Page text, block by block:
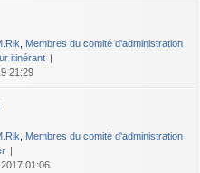
Membres du comité d'administration
itinérant
21:29
Membres du comité d'administration
2017 01:06